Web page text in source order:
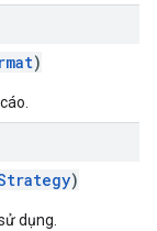
)
)
dụng.